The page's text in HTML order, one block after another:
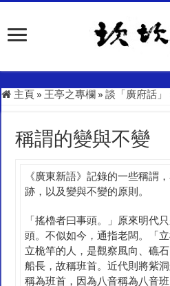
主頁 » 王亭之專欄 » 談「廣府話」
稱謂的變與不變
《廣東新語》記錄的一些稱謂
跡，以及變與不變的原則。
「搖櫓者曰事頭。」原來明代
頭。不似如今，通指老闆。「
立桅竿的人，是觀察風向、礁
船長，故稱班首。近代則將紫
稱為班首，因為八音稱為八音班